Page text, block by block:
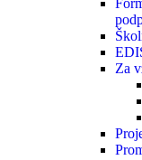
Za